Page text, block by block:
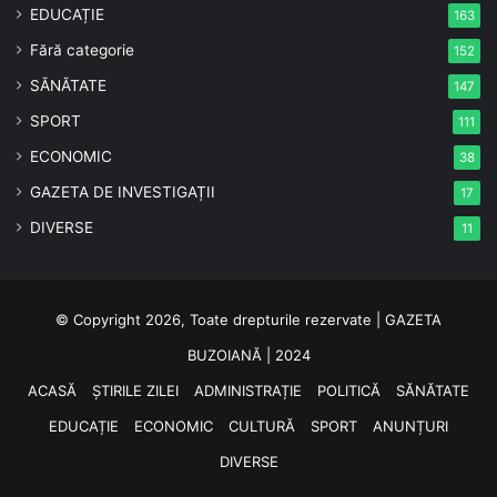
EDUCAȚIE 163
Fără categorie 152
SĂNĂTATE 147
SPORT 111
ECONOMIC 38
GAZETA DE INVESTIGAȚII 17
DIVERSE 11
© Copyright 2026, Toate drepturile rezervate | GAZETA
BUZOIANĂ | 2024
ACASĂ
ȘTIRILE ZILEI ADMINISTRAȚIE POLITICĂ
SĂNĂTATE
EDUCAȚIE
ECONOMIC CULTURĂ SPORT
ANUNȚURI
DIVERSE